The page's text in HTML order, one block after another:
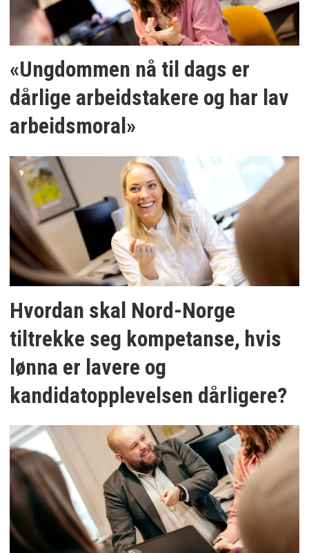
«Ungdommen nå til dags er
dårlige arbeidstakere og har lav
arbeidsmoral»
Hvordan skal Nord-Norge
tiltrekke seg kompetanse, hvis
lønna er lavere og
kandidatopplevelsen dårligere?